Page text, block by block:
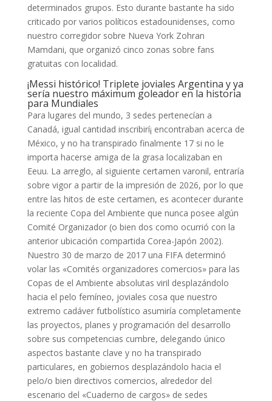
determinados grupos. Esto durante bastante ha sido
criticado por varios políticos estadounidenses, como
nuestro corregidor sobre Nueva York Zohran
Mamdani, que organizó cinco zonas sobre fans
gratuitas con localidad.
¡Messi histórico! Triplete joviales Argentina y ya
serí­a nuestro máximum goleador en la historia
para Mundiales
Para lugares del mundo, 3 sedes pertenecían a
Canadá, igual cantidad inscribirí¡ encontraban acerca de
México, y no ha transpirado finalmente 17 si no le
importa hacerse amiga de la grasa localizaban en
Eeuu. La arreglo, al siguiente certamen varonil, entraría
sobre vigor a partir de la impresión de 2026, por lo que
entre las hitos de este certamen, es acontecer durante
la reciente Copa del Ambiente que nunca posee algún
Comité Organizador (o bien dos como ocurrió con la
anterior ubicación compartida Corea-Japón 2002).
Nuestro 30 de marzo de 2017 una FIFA determinó
volar las «Comités organizadores comercios» para las
Copas de el Ambiente absolutas viril desplazándolo
hacia el pelo femíneo, joviales cosa que nuestro
extremo cadáver futbolístico asumiría completamente
las proyectos, planes y programación del desarrollo
sobre sus competencias cumbre, delegando único
aspectos bastante clave y no ha transpirado
particulares, en gobiernos desplazándolo hacia el
pelo/o bien directivos comercios, alrededor del
escenario del «Cuaderno de cargos» de sedes